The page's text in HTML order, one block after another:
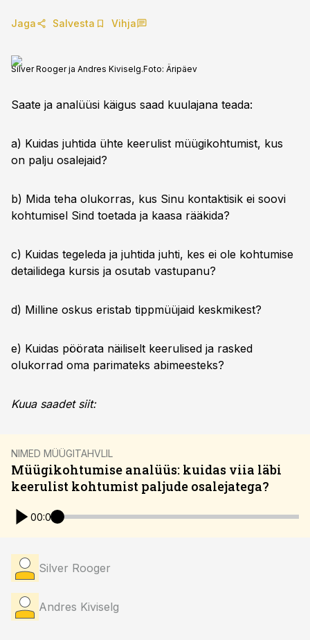
Jaga Salvesta Vihja
Silver Rooger ja Andres Kiviselg.Foto: Äripäev
Saate ja analüüsi käigus saad kuulajana teada:
a) Kuidas juhtida ühte keerulist müügikohtumist, kus
on palju osalejaid?
b) Mida teha olukorras, kus Sinu kontaktisik ei soovi
kohtumisel Sind toetada ja kaasa rääkida?
c) Kuidas tegeleda ja juhtida juhti, kes ei ole kohtumise
detailidega kursis ja osutab vastupanu?
d) Milline oskus eristab tippmüüjaid keskmikest?
e) Kuidas pöörata näiliselt keerulised ja rasked
olukorrad oma parimateks abimeesteks?
Kuua saadet siit:
NIMED MÜÜGITAHVLIL
Müügikohtumise analüüs: kuidas viia läbi
keerulist kohtumist paljude osalejatega?
00:00
Silver Rooger
Andres Kiviselg